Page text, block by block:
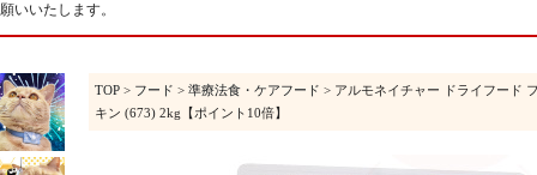
いいたします。
TOP > フード > 準療法食・ケアフード > アルモネイチャー ドライフード
キン (673) 2kg【ポイント10倍】